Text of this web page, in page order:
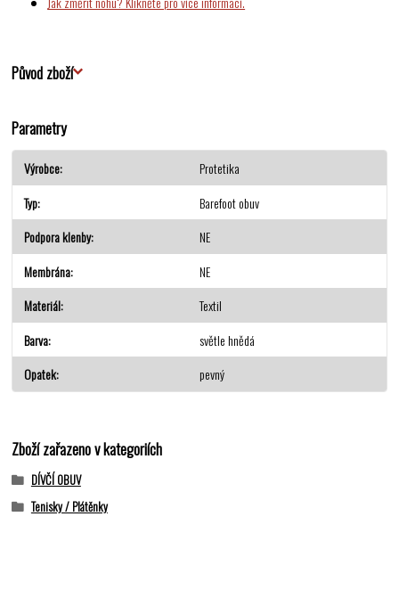
Původ zboží
Parametry
Výrobce
Protetika
Typ
Barefoot obuv
Podpora klenby
NE
Membrána
NE
Materiál
Textil
Barva
světle hnědá
Opatek
pevný
Zboží zařazeno v kategoriích
DÍVČÍ OBUV
Tenisky / Plátěnky